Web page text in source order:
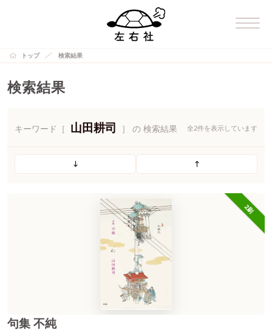
トップ 検索結果
検索結果
キーワード［ 山田耕司 ］ の 検索結果 全2件を表示しています
2刷
句集 不純